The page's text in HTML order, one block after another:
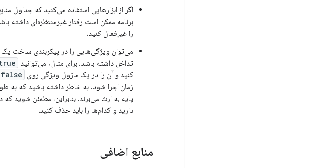
برنامه ممکن است رفتار غیرمنتظره‌ای داشته
را غیرفعال کنید.
می‌توان ویژگی‌هایی را در پیکربندی ساخت یک
تداخل داشته باشد. برای مثال، می‌توانید
کنید و آن را در یک ماژول ویژگی روی false
زمان اجرا شود. به خاطر داشته باشید که به
پایه به ارث می‌برند. بنابراین، مطمئن شوید که
دارید و کدام‌ها را باید حذف کنید.
منابع اضافی